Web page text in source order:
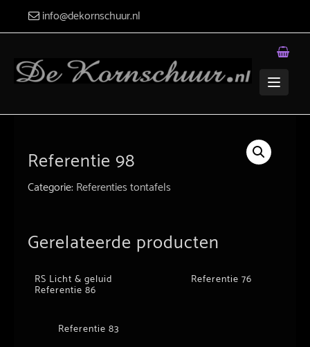
info@dekornschuur.nl
Referentie 98
Categorie: Referenties tontafels
Gerelateerde producten
RS Licht & geluid
Referentie 86
Referentie 76
Referentie 83